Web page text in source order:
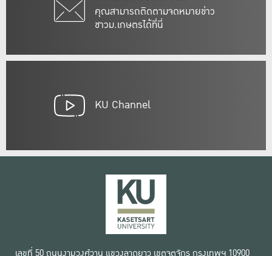
คุณสามารถติดตามจดหมายข่าว
ชาวม.เกษตรได้ที่นี่
KU Channel
เลขที่ 50 ถนนงามวงศ์วาน แขวงลาดยาว เขตจตุจักร กรุงเทพฯ 10900